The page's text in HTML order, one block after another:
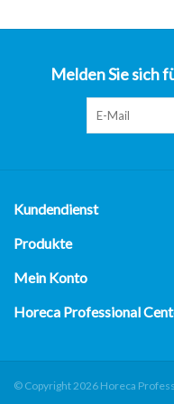
Melden Sie sich
Kundendienst
Produkte
Mein Konto
Horeca Professional
© Copyright 2026 Horeca